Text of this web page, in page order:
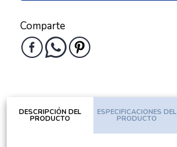
Comparte
DESCRIPCIÓN DEL
PRODUCTO
ESPECIFICACIONES DEL
PRODUCTO